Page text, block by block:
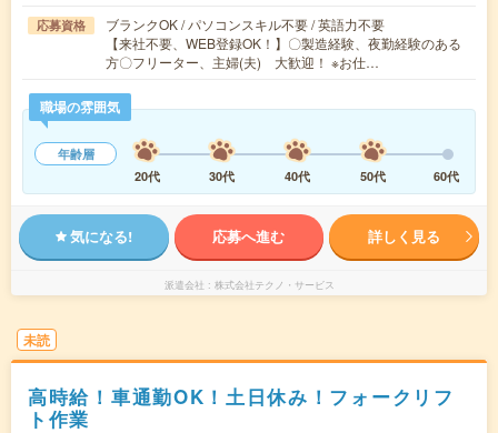
応募資格
ブランクOK / パソコンスキル不要 / 英語力不要
【来社不要、WEB登録OK！】〇製造経験、夜勤経験のある
方〇フリーター、主婦(夫) 大歓迎！ ※お仕…
職場の雰囲気
年齢層
20代
30代 40代 50代 60代
気になる! 応募へ進む 詳しく見る
派遣会社 株式会社テクノ・サービス
未読
高時給！車通勤OK！土日休み！フォークリフ
ト作業